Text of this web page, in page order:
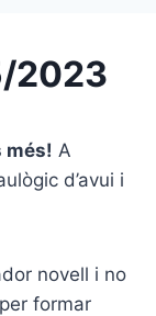
2023
més! A
d’avui i
novell i no
formar